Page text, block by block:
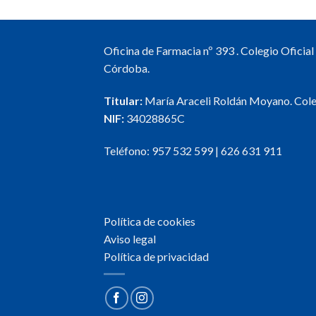
Oficina de Farmacia nº 393 . Colegio
Córdoba.
Titular: María Araceli Roldán Moyano.
NIF: 34028865C
Teléfono: 957 532 599| 626 631 911
Política de cookies
Aviso legal
Política de privacidad